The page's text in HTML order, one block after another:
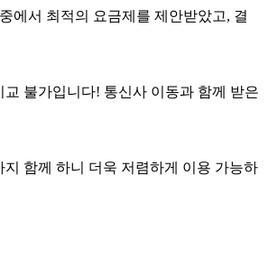
에서 최적의 요금제를 제안받았고, 결
불가입니다! 통신사 이동과 함께 받은
함께 하니 더욱 저렴하게 이용 가능하